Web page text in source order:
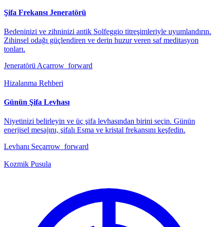
Şifa Frekansı Jeneratörü
Bedeninizi ve zihninizi antik Solfeggio titreşimleriyle uyumlandırın.
Zihinsel odağı güçlendiren ve derin huzur veren saf meditasyon
tonları.
Jeneratörü Açarrow_forward
Hizalanma Rehberi
Günün Şifa Levhası
Niyetinizi belirleyin ve üç şifa levhasından birini seçin. Günün
enerjisel mesajını, şifalı Esma ve kristal frekansını keşfedin.
Levhanı Seçarrow_forward
Kozmik Pusula